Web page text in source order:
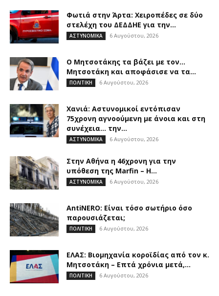
Φωτιά στην Άρτα: Χειροπέδες σε δύο
στελέχη του ΔΕΔΔΗΕ για την...
ΑΣΤΥΝΟΜΙΚΑ 6 Αυγούστου, 2026
Ο Μητσοτάκης τα βάζει με τον…
Μητσοτάκη και αποφάσισε να τα...
ΠΟΛΙΤΙΚΗ 6 Αυγούστου, 2026
Χανιά: Αστυνομικοί εντόπισαν
75χρονη αγνοούμενη με άνοια και στη
συνέχεια… την...
ΑΣΤΥΝΟΜΙΚΑ 6 Αυγούστου, 2026
Στην Αθήνα η 46χρονη για την
υπόθεση της Marfin – Η...
ΑΣΤΥΝΟΜΙΚΑ 6 Αυγούστου, 2026
AntiNERO: Είναι τόσο σωτήριο όσο
παρουσιάζεται;
ΠΟΛΙΤΙΚΗ 6 Αυγούστου, 2026
ΕΛΑΣ: Βιομηχανία κοροϊδίας από τον κ.
Μητσοτάκη – Επτά χρόνια μετά,...
ΠΟΛΙΤΙΚΗ 6 Αυγούστου, 2026